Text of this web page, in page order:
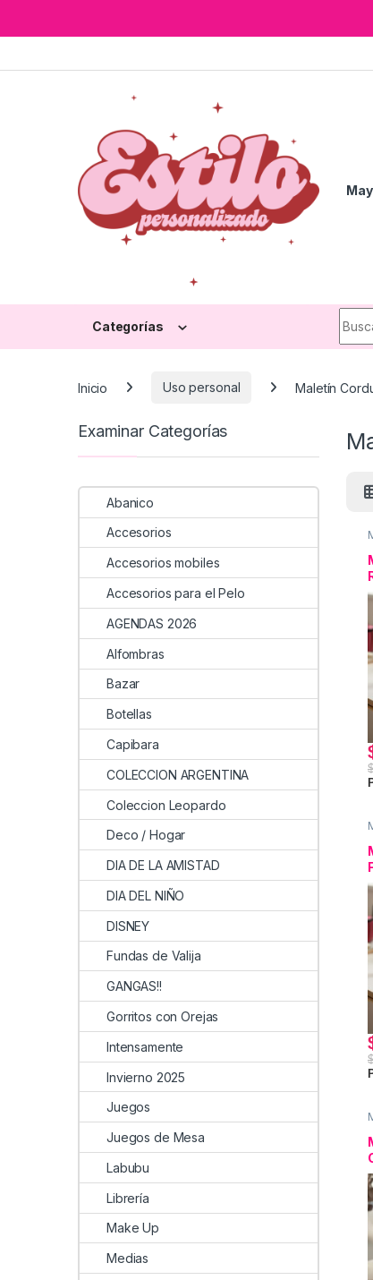
Categorías
Inicio Uso personal Maletín
Examinar Categorías
Abanico
Accesorios
Accesorios mobiles
Accesorios para el Pelo
AGENDAS 2026
Alfombras
Bazar
Botellas
Capibara
COLECCION ARGENTINA
Coleccion Leopardo
Deco / Hogar
DIA DE LA AMISTAD
DIA DEL NIÑO
DISNEY
Fundas de Valija
GANGAS!!
Gorritos con Orejas
Intensamente
Invierno 2025
Juegos
Juegos de Mesa
Labubu
Librería
Make Up
Medias